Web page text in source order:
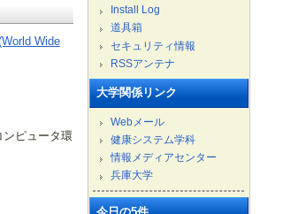
Wide
ピュータ環
Install Log
道具箱
セキュリティ情報
RSSアンテナ
大学関係リンク
Webメール
健康システム学科
情報メディアセンター
兵庫大学